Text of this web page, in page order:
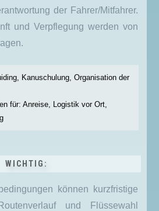
der Fahrer/Mitfahrer.
und Verpflegung werden von
Kanuschulung, Organisation der
für: Anreise, Logistik vor Ort,
WICHTIG:
können kurzfristige
und Flüssewahl